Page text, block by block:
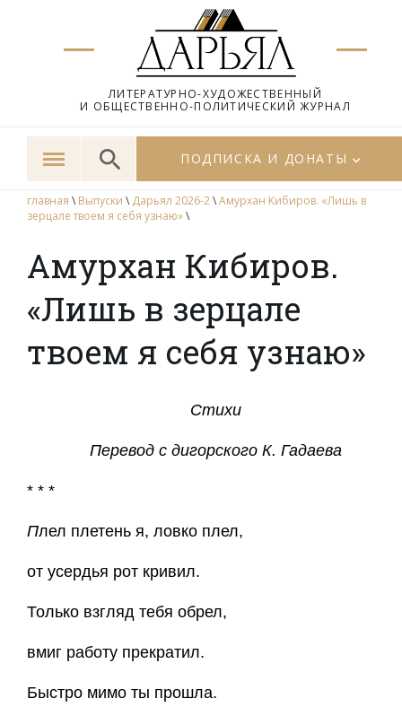
ЛИТЕРАТУРНО-ХУДОЖЕСТВЕННЫЙ
И ОБЩЕСТВЕННО-ПОЛИТИЧЕСКИЙ ЖУРНАЛ
ПОДПИСКА И ДОНАТЫ
главная \ Выпуски \ Дарьял 2026-2\Амурхан Кибиров. «Лишь в
зерцале твоем я себя узнаю»\
Амурхан Кибиров.
«Лишь в зерцале
твоем я себя узнаю»
Стихи
Перевод с дигорского К. Гадаева
* * *
Плел плетень я, ловко плел,
от усердья рот кривил.
Только взгляд тебя обрел,
вмиг работу прекратил.
Быстро мимо ты прошла.